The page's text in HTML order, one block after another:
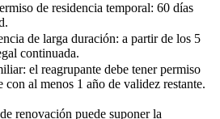
de residencia temporal: 60 días
de larga duración: a partir de los 5
continuada.
el reagrupante debe tener permiso
con al menos 1 año de validez restante.
renovación puede suponer la